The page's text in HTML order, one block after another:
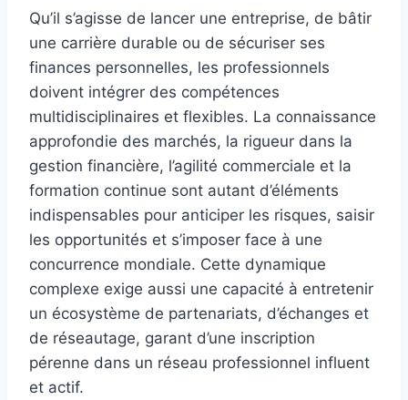
Qu’il s’agisse de lancer une entreprise, de bâtir
une carrière durable ou de sécuriser ses
finances personnelles, les professionnels
doivent intégrer des compétences
multidisciplinaires et flexibles. La connaissance
approfondie des marchés, la rigueur dans la
gestion financière, l’agilité commerciale et la
formation continue sont autant d’éléments
indispensables pour anticiper les risques, saisir
les opportunités et s’imposer face à une
concurrence mondiale. Cette dynamique
complexe exige aussi une capacité à entretenir
un écosystème de partenariats, d’échanges et
de réseautage, garant d’une inscription
pérenne dans un réseau professionnel influent
et actif.